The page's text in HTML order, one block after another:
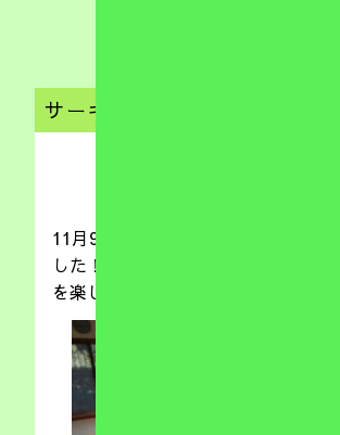
サーキット
11月9日（土）は、午前中に小麦粘土
した！！カラフルな粘土を使って伸
を楽しみながら参加していた子供た